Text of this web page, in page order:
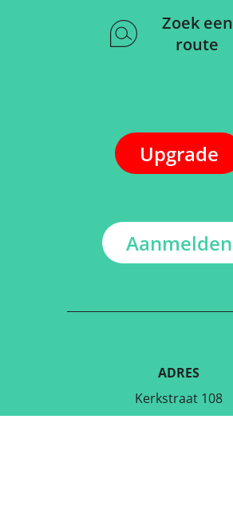
Zoek een
route
Upgrade
Aanmelden
ADRES
Kerkstraat 108